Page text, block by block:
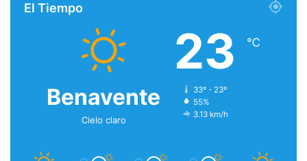
El Tiempo
Benavente
Cielo claro
23 ℃
33º - 23º
55%
3.13 km/h